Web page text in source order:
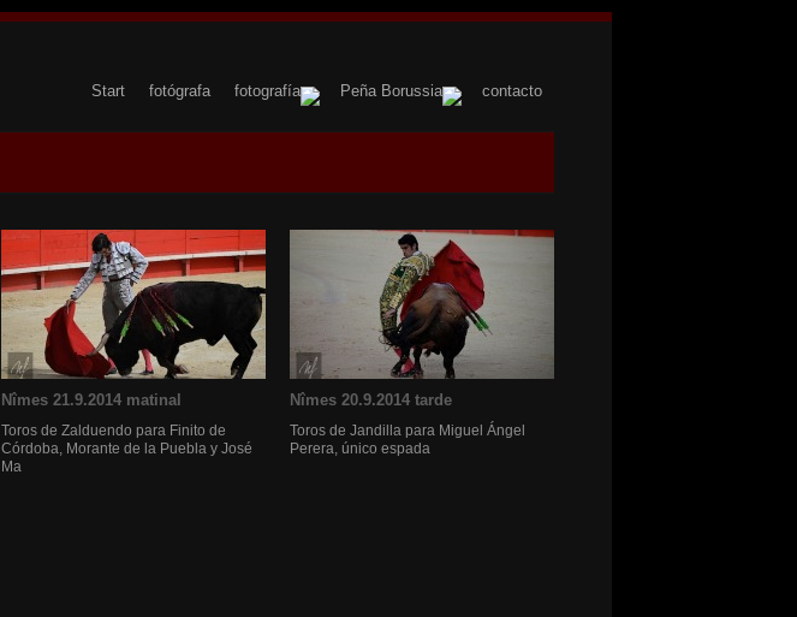
Start fotógrafa fotografía Peña Borussia contacto
Nîmes 21.9.2014 matinal
Toros de Zalduendo para Finito de
Córdoba, Morante de la Puebla y José
Ma
Nîmes 20.9.2014 tarde
Toros de Jandilla para Miguel Ángel
Perera, único espada